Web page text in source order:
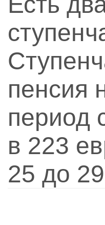
пенсия
период
в 223
25 до